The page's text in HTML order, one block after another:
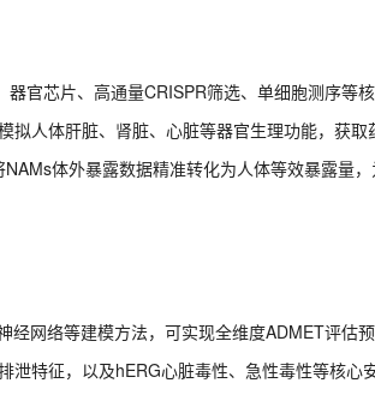
器官芯片、高通量CRISPR筛选、单细胞测序等
人体肝脏、肾脏、心脏等器官生理功能，获取
体外暴露数据精准转化为人体等效暴露量
经网络等建模方法，可实现全维度ADMET评估
特征，以及hERG心脏毒性、急性毒性等核心